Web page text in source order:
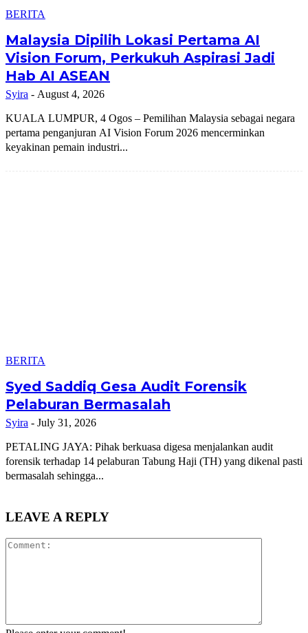
BERITA
Malaysia Dipilih Lokasi Pertama AI
Vision Forum, Perkukuh Aspirasi Jadi
Hab AI ASEAN
Syira - August 4, 2026
KUALA LUMPUR, 4 Ogos – Pemilihan Malaysia sebagai negara
pertama penganjuran AI Vision Forum 2026 mencerminkan
keyakinan pemain industri...
BERITA
Syed Saddiq Gesa Audit Forensik
Pelaburan Bermasalah
Syira - July 31, 2026
PETALING JAYA: Pihak berkuasa digesa menjalankan audit
forensik terhadap 14 pelaburan Tabung Haji (TH) yang dikenal pasti
bermasalah sehingga...
LEAVE A REPLY